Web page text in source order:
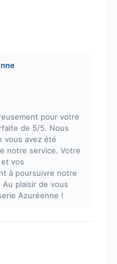
pour votre
de 5/5. Nous
vous avez été
notre service. Votre
vos
à poursuivre notre
plaisir de vous
Azuréenne !